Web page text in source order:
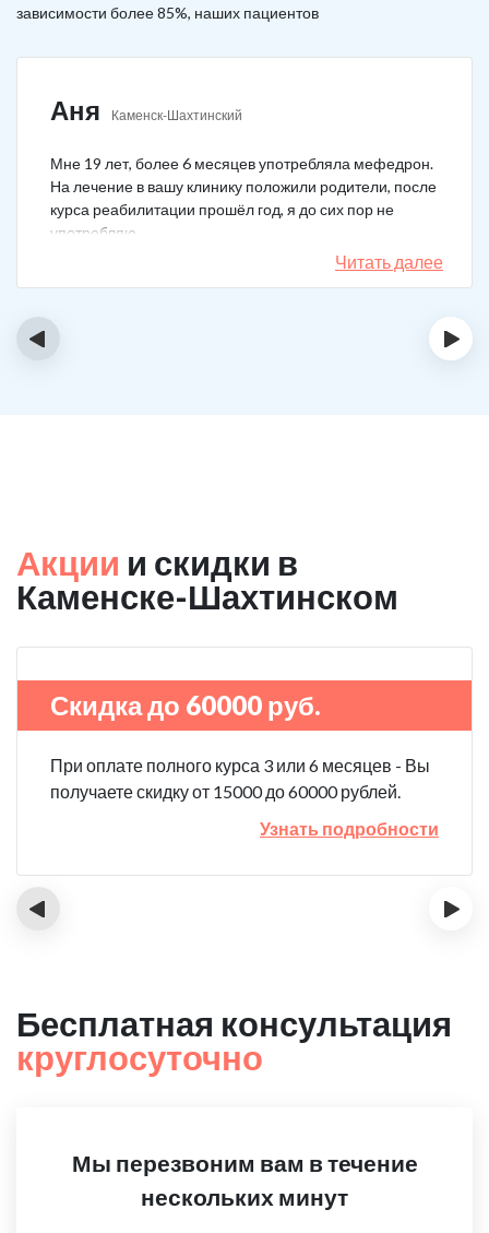
зависимости более 85%, наших пациентов
Аня Каменск-Шахтинский
Мне 19 лет, более 6 месяцев употребляла мефедрон.
На лечение в вашу клинику положили родители, после
курса реабилитации прошёл год, я до сих пор не
употребляю.
Читать далее
‹ ›
Акции и скидки в
Каменске-Шахтинском
Скидка до 60000 руб.
При оплате полного курса 3 или 6 месяцев - Вы
получаете скидку от 15000 до 60000 рублей.
Узнать подробности
‹ ›
Бесплатная консультация
круглосуточно
Мы перезвоним вам в течение
нескольких минут